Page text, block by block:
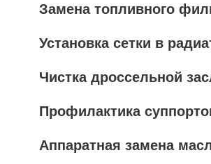
Замена топливного
Установка сетки в
Чистка дроссельной
Профилактика
Аппаратная замена